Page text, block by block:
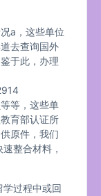
a，这些单位
去查询国外
于此，办理
等，这些单
育部认证所
原件，我们
整合材料，
过程中或回